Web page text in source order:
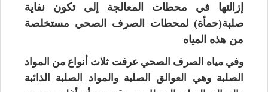
إزالتها في محطات المعالجة إلى تكون نفاية
صلبة(حمأة) لمحطات الصرف الصحي مستخلصة
من هذه المياه
وفي مياه الصرف الصحي عرفت ثلاث أنواع من المواد
الصلبة وهي العوالق الصلبة والمواد الصلبة الذائبة